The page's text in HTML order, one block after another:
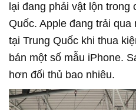
lại đang phải vật lộn trong
Quốc. Apple đang trải qua
tại Trung Quốc khi thua
bán một số mẫu iPhone.
hơn đối thủ bao nhiêu.